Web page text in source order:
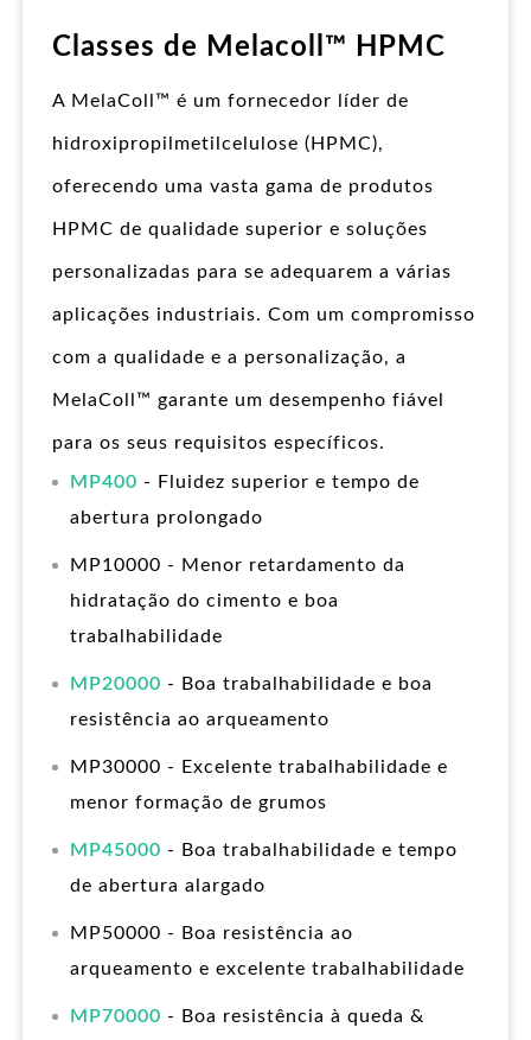
Classes de Melacoll™ HPMC
A MelaColl™ é um fornecedor líder de
hidroxipropilmetilcelulose (HPMC),
oferecendo uma vasta gama de produtos
HPMC de qualidade superior e soluções
personalizadas para se adequarem a várias
aplicações industriais. Com um compromisso
com a qualidade e a personalização, a
MelaColl™ garante um desempenho fiável
para os seus requisitos específicos.
MP400 - Fluidez superior e tempo de
abertura prolongado
MP10000 - Menor retardamento da
hidratação do cimento e boa
trabalhabilidade
MP20000 - Boa trabalhabilidade e boa
resistência ao arqueamento
MP30000 - Excelente trabalhabilidade e
menor formação de grumos
MP45000 - Boa trabalhabilidade e tempo
de abertura alargado
MP50000 - Boa resistência ao
arqueamento e excelente trabalhabilidade
MP70000 - Boa resistência à queda &